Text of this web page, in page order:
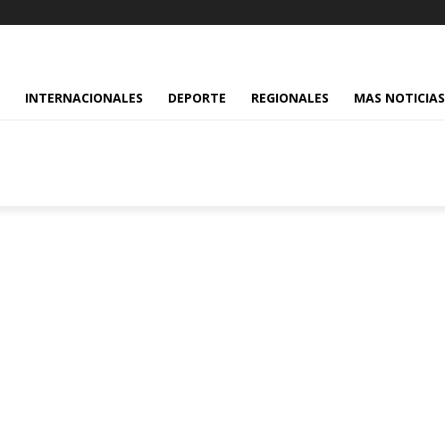
INTERNACIONALES DEPORTE REGIONALES MAS NOTICIAS